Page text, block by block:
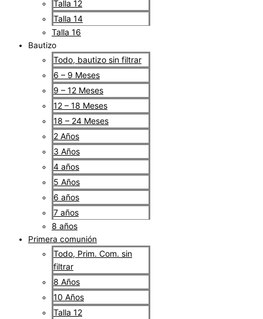
Talla 12
Talla 14
Talla 16
Bautizo
Todo, bautizo sin filtrar
6 – 9 Meses
9 – 12 Meses
12 – 18 Meses
18 – 24 Meses
2 Años
3 Años
4 años
5 Años
6 años
7 años
8 años
Primera comunión
Todo, Prim. Com. sin
filtrar
8 Años
10 Años
Talla 12